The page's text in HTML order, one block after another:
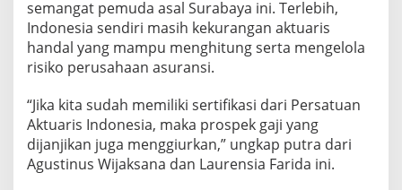
semangat pemuda asal Surabaya ini. Terlebih,
Indonesia sendiri masih kekurangan aktuaris
handal yang mampu menghitung serta mengelola
risiko perusahaan asuransi.
“Jika kita sudah memiliki sertifikasi dari Persatuan
Aktuaris Indonesia, maka prospek gaji yang
dijanjikan juga menggiurkan,” ungkap putra dari
Agustinus Wijaksana dan Laurensia Farida ini.